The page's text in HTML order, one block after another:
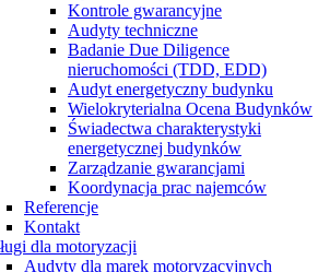
Kontrole gwarancyjne
Audyty techniczne
Badanie Due Diligence
nieruchomości (TDD, EDD)
Audyt energetyczny budynku
Wielokryterialna Ocena Budynków
Świadectwa charakterystyki
energetycznej budynków
Zarządzanie gwarancjami
Koordynacja prac najemców
Referencje
Kontakt
dla motoryzacji
Audyty dla marek motoryzacyjnych